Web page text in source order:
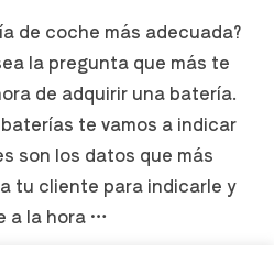
de coche más adecuada?
la pregunta que más te
de adquirir una batería.
te vamos a indicar
son los datos que más
tu cliente para indicarle y
a la hora …